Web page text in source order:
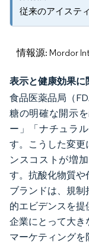
従来のアイステ
情報源: Mordor
表示と健康効果
食品医薬品局（
糖の明確な開示
ー」「ナチュラ
す。こうした変更
ンスコストが増
す。抗酸化物質や
ブランドは、規
的エビデンスを
企業にとって大き
マーケティング